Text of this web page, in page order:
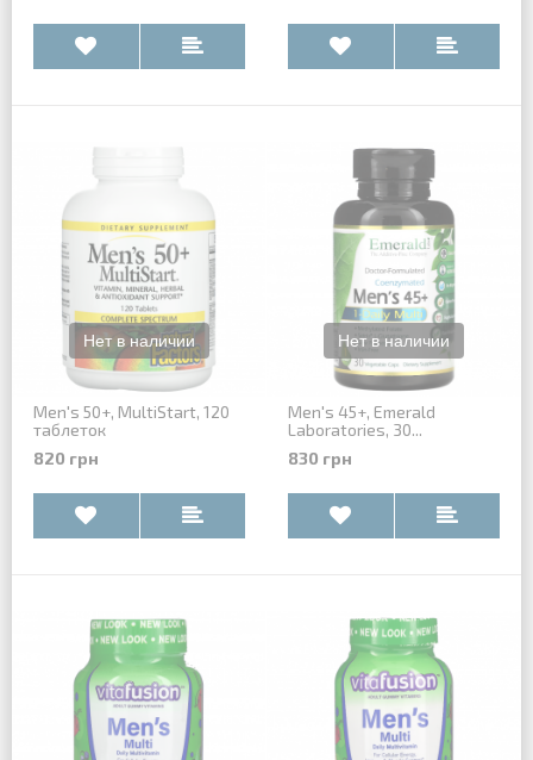
Men's 50+, MultiStart, 120
таблеток
820 грн
Men's 45+, Emerald
Laboratories, 30...
830 грн